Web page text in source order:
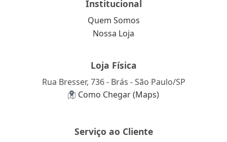
Institucional
Quem Somos
Nossa Loja
Loja Física
Rua Bresser, 736 - Brás - São Paulo/SP
Como Chegar (Maps)
Serviço ao Cliente